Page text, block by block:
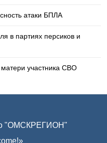
атаки БПЛА
в партиях персиков и
участника СВО
"ОМСКРЕГИОН"